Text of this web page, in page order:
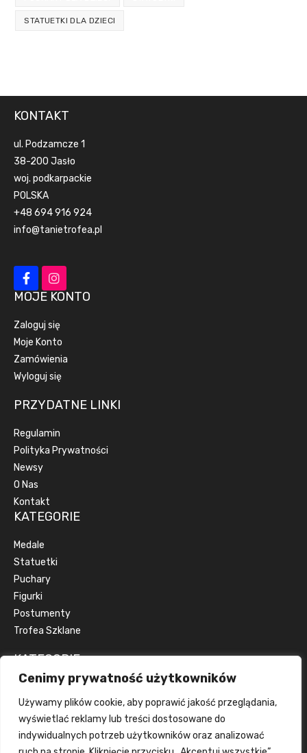
Cenimy prywatność użytkowników
Używamy plików cookie, aby poprawić jakość przeglądania,
wyświetlać reklamy lub treści dostosowane do
indywidualnych potrzeb użytkowników oraz analizować
STATUETKI DLA DZIECI
KONTAKT
ul. Podzamcze 1
38-200 Jasło
woj. podkarpackie
POLSKA
+48 694 916 924
info@tanietrofea.pl
MOJE KONTO
Zaloguj się
Moje Konto
Zamówienia
Wyloguj się
PRZYDATNE LINKI
Regulamin
Polityka Prywatności
Newsy
O Nas
Kontakt
KATEGORIE
Medale
Statuetki
Puchary
Figurki
Postumenty
Trofea Szklane
KATEGORIE
Artykuły okolicznościowe
Artykuły reklamowe
Dyplomy
Emblematy